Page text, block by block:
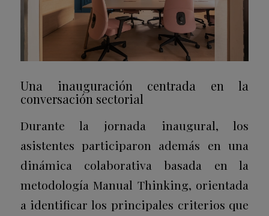
Una inauguración centrada en la
conversación sectorial
Durante la jornada inaugural, los
asistentes participaron además en una
dinámica colaborativa basada en la
metodología Manual Thinking, orientada
a identificar los principales criterios que